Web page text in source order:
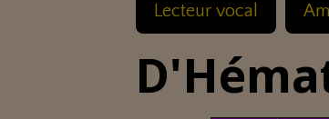
Lecteur vocal